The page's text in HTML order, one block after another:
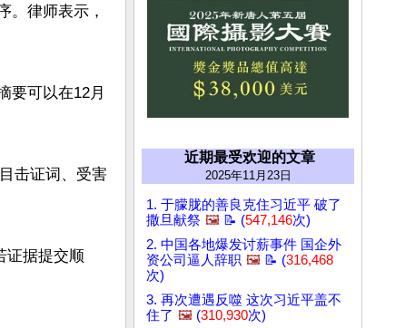
。律师表示，
要可以在12月
击证词、受害
证据提交顺
近期最受欢迎的文章
2025年11月23日
1. 于朦胧的善良克住习近平 破了
撒旦献祭 🖼️ 📝 (547,146次)
2. 中国各地爆发讨薪事件 国企外
资公司逼人辞职 🖼️ 📝 (316,468
次)
3. 再次遭遇反噬 这次习近平盖不
住了 🖼️ (310,930次)